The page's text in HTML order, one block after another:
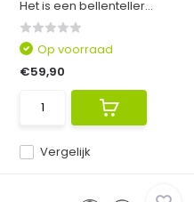
Het is een bellenteller...
Vergelijk
Op voorraad
€59,90